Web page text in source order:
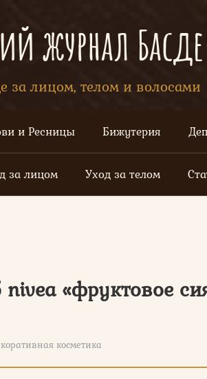
журнал
за лицом, телом и волосами
и Ресницы Бижутерия
за лицом Уход за телом
«фруктовое
косметика